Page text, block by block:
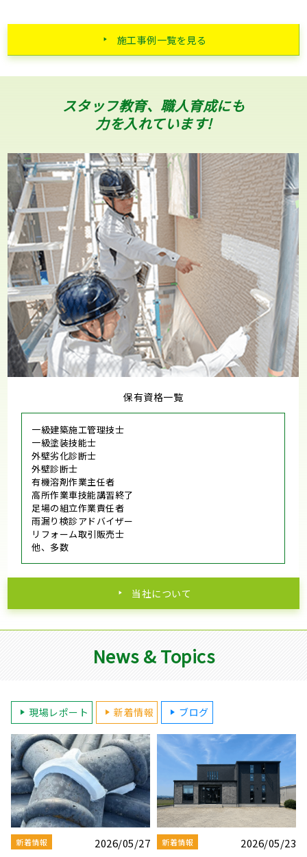
施工事例一覧を見る
スタッフ教育、職人育成にも
力を入れています!
保有資格一覧
一級建築施工管理技士
一級塗装技能士
外壁劣化診断士
外壁診断士
有機溶剤作業主任者
高所作業車技能講習終了
足場の組立作業責任者
雨漏り検診アドバイザー
リフォーム取引販売士
他、多数
当社について
News & Topics
現場レポート 新着情報 ブログ
新着情報
2026/08/03
新着情報
2026/07/30